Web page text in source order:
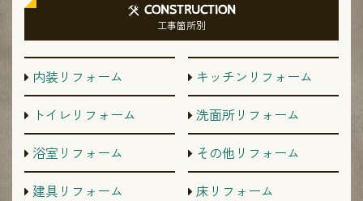
CONSTRUCTION
工事箇所別
内装リフォーム
キッチンリフォーム
トイレリフォーム
洗面所リフォーム
浴室リフォーム
その他リフォーム
建具リフォーム
床リフォーム